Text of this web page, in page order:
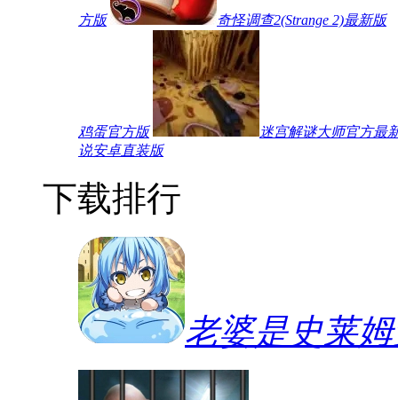
方版 奇怪调查2(Strange 2)最新版
鸡蛋官方版
迷宫解谜大师官方最
说安卓直装版
下载排行
老婆是史莱